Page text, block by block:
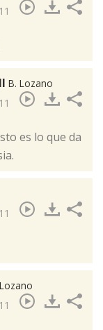
B. Lozano
es lo que da